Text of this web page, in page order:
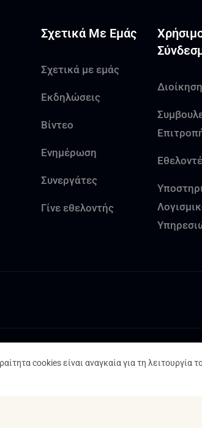
Σχετικά Με Εμάς
Σχετικά με εμάς
Εκδηλώσεις
Βίντεο
Ενημέρωση
Συνεργάτες
Γίνε εθελοντής
Διοίκηση
cookies είναι αναγκαία για τη λειτουργία